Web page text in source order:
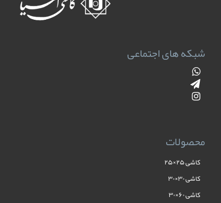
شبکه های اجتماعی
محصولات
کاشی ۲۵×۲۵
کاشی ۳۰×۳۰
کاشی ۶۰×۳۰